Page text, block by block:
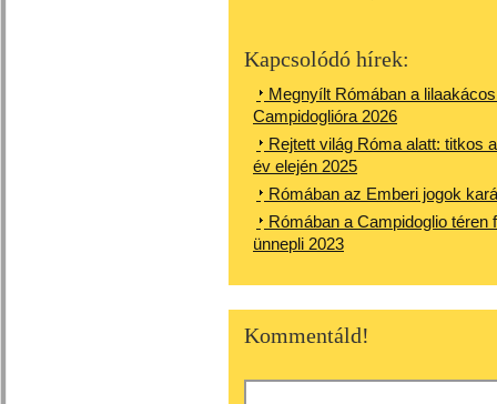
Kapcsolódó hírek:
Megnyílt Rómában a
Campidoglióra 2026
Rejtett világ Róma alatt: titkos
év elején 2025
Rómában az Emberi jogok
Rómában a Campidoglio
ünnepli 2023
Kommentáld!